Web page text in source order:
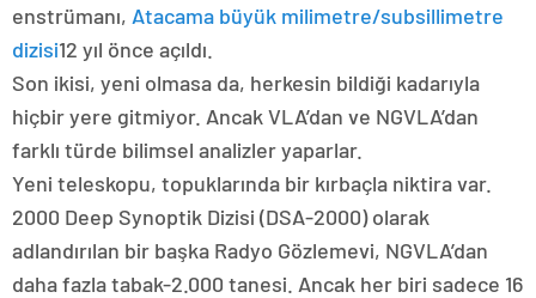
enstrümanı, Atacama büyük milimetre/subsillimetre
dizisi12 yıl önce açıldı.
Son ikisi, yeni olmasa da, herkesin bildiği kadarıyla
hiçbir yere gitmiyor. Ancak VLA’dan ve NGVLA’dan
farklı türde bilimsel analizler yaparlar.
Yeni teleskopu, topuklarında bir kırbaçla niktira var.
2000 Deep Synoptik Dizisi (DSA-2000) olarak
adlandırılan bir başka Radyo Gözlemevi, NGVLA’dan
daha fazla tabak-2.000 tanesi. Ancak her biri sadece 16